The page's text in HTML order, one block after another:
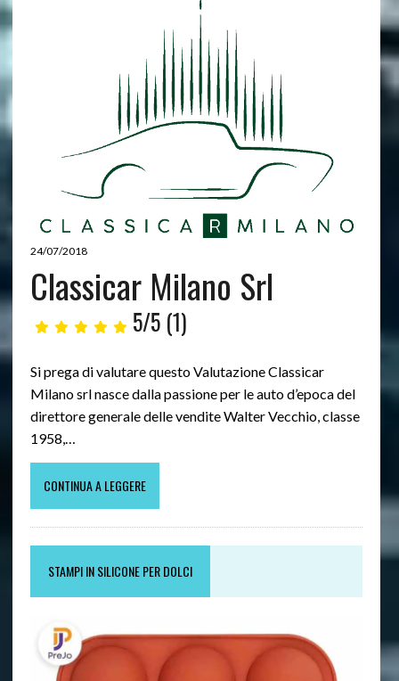
24/07/2018
Classicar Milano Srl
5/5 (1)
Si prega di valutare questo Valutazione Classicar
Milano srl nasce dalla passione per le auto d’epoca del
direttore generale delle vendite Walter Vecchio, classe
1958,…
CONTINUA A LEGGERE
STAMPI IN SILICONE PER DOLCI